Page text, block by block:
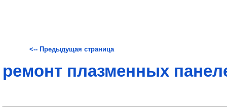
<-- Предыдущая страница
ремонт плазменных